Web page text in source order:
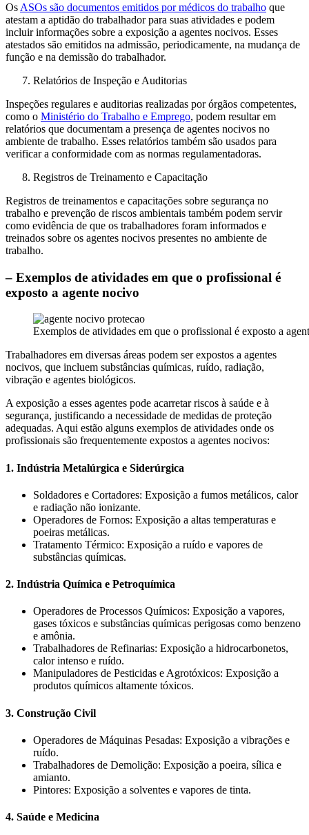
Os ASOs são documentos emitidos por médicos do trabalho que
atestam a aptidão do trabalhador para suas atividades e podem
incluir informações sobre a exposição a agentes nocivos. Esses
atestados são emitidos na admissão, periodicamente, na mudança de
função e na demissão do trabalhador.
Relatórios de Inspeção e Auditorias
Inspeções regulares e auditorias realizadas por órgãos competentes,
como o Ministério do Trabalho e Emprego, podem resultar em
relatórios que documentam a presença de agentes nocivos no
ambiente de trabalho. Esses relatórios também são usados para
verificar a conformidade com as normas regulamentadoras.
Registros de Treinamento e Capacitação
Registros de treinamentos e capacitações sobre segurança no
trabalho e prevenção de riscos ambientais também podem servir
como evidência de que os trabalhadores foram informados e
treinados sobre os agentes nocivos presentes no ambiente de
trabalho.
– Exemplos de atividades em que o profissional é
exposto a agente nocivo
Exemplos de atividades em que o profissional é exposto a
Trabalhadores em diversas áreas podem ser expostos a agentes
nocivos, que incluem substâncias químicas, ruído, radiação,
vibração e agentes biológicos.
A exposição a esses agentes pode acarretar riscos à saúde e à
segurança, justificando a necessidade de medidas de proteção
adequadas. Aqui estão alguns exemplos de atividades onde os
profissionais são frequentemente expostos a agentes nocivos:
1. Indústria Metalúrgica e Siderúrgica
Soldadores e Cortadores: Exposição a fumos metálicos, calor
e radiação não ionizante.
Operadores de Fornos: Exposição a altas temperaturas e
poeiras metálicas.
Tratamento Térmico: Exposição a ruído e vapores de
substâncias químicas.
2. Indústria Química e Petroquímica
Operadores de Processos Químicos: Exposição a vapores,
gases tóxicos e substâncias químicas perigosas como benzeno
e amônia.
Trabalhadores de Refinarias: Exposição a hidrocarbonetos,
calor intenso e ruído.
Manipuladores de Pesticidas e Agrotóxicos: Exposição a
produtos químicos altamente tóxicos.
3. Construção Civil
Operadores de Máquinas Pesadas: Exposição a vibrações e
ruído.
Trabalhadores de Demolição: Exposição a poeira, sílica e
amianto.
Pintores: Exposição a solventes e vapores de tinta.
4. Saúde e Medicina